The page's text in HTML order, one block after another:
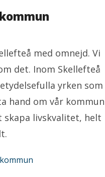
med omnejd. Vi
det. Inom Skellefteå
yrken som
hand om vår kommun
skapa livskvalitet, helt